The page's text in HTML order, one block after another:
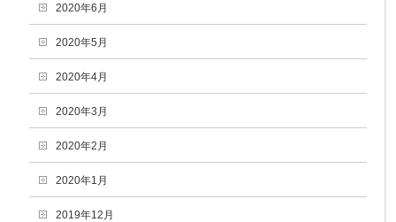
2020年6月
2020年5月
2020年4月
2020年3月
2020年2月
2020年1月
2019年12月